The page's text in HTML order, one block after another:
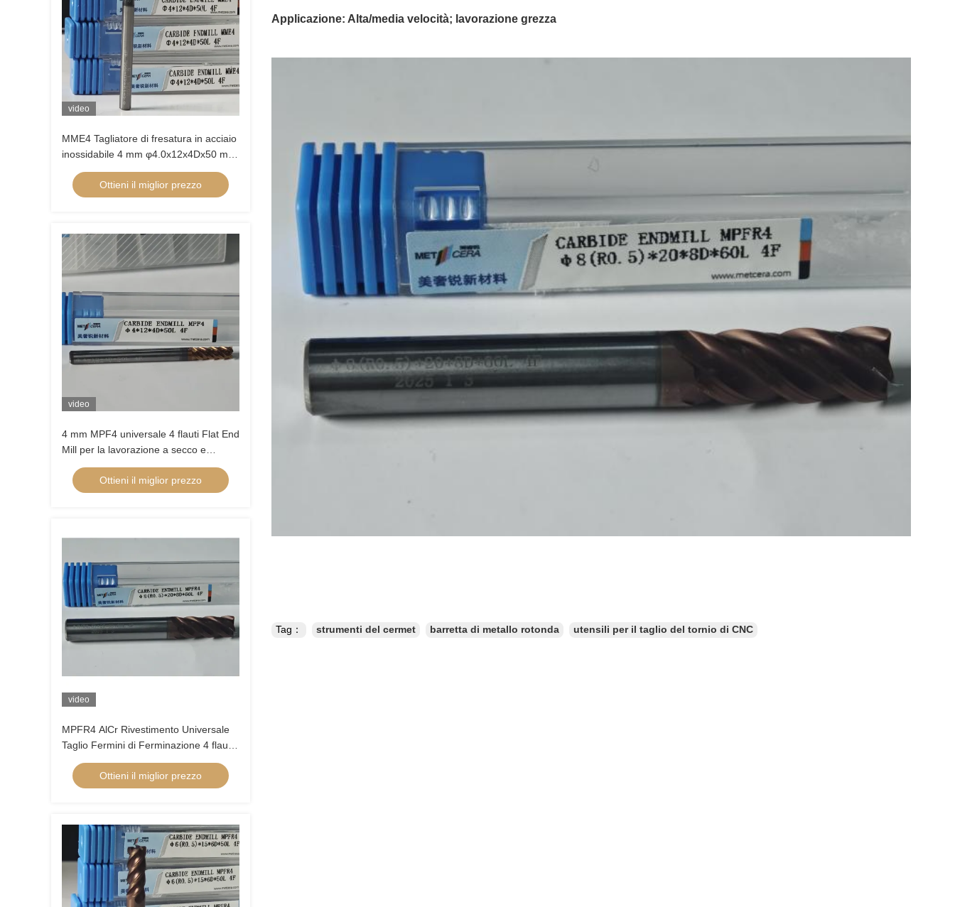
video
MME4 Tagliatore di fresatura in acciaio
inossidabile 4 mm φ4.0x12x4Dx50 mm
per la finitura grezza Durezza HRC55-
60
Ottieni il miglior prezzo
video
4 mm MPF4 universale 4 flauti Flat End
Mill per la lavorazione a secco e
bagnato di acciaio al carbonio
Φ4x12x4Dx50mm
Ottieni il miglior prezzo
video
MPFR4 AlCr Rivestimento Universale
Taglio Fermini di Ferminazione 4 flauti
Fabbricazione Rotonda 8mm Φ8 R0.5
x20x8Dx60mmOttieni il miglior prezzo
Applicazione: Alta/media velocità; lavorazione grezza
Tag： strumenti del cermet barretta di metallo rotonda utensili per il taglio del tornio di CNC